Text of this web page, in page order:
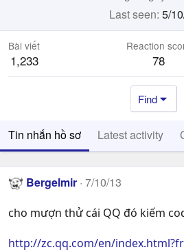
Last seen 5/
Bài viết
1,233
Reaction
78
Find
Tin nhắn hồ sơ Latest activity
Bergelmir 7/10/13
cho mượn thử cái QQ đó kiếm
http://zc.qq.com/en/